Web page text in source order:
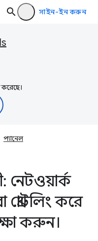
সাইন-ইন করুন
প্যানেল
নেটওয়ার্ক
করে
করুন।